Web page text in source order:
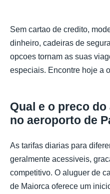
Sem cartao de credito,
dinheiro, cadeiras de
opcoes tornam as suas
especiais. Encontre hoje a
Qual e o preco
no aeroporto de
As tarifas diarias para
geralmente acessiveis,
competitivo. O aluguer de
de Maiorca oferece um